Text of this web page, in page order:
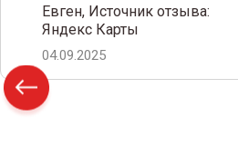
Евген, Источник отзыва:
Яндекс Карты
04.09.2025